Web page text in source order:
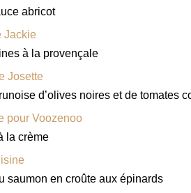
abricot
Jackie
à la provençale
Josette
d’olives noires et de tomates
pour Voozenoo
la crème
saumon en croûte aux épinards